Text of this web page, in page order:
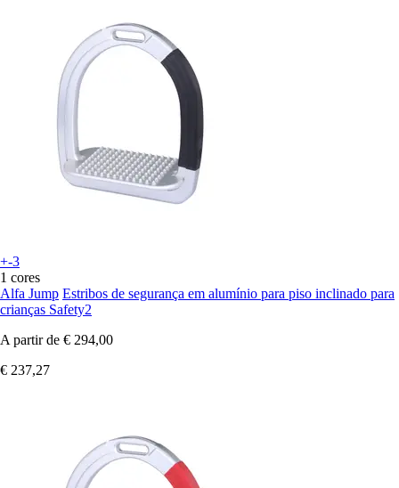
+-3
1 cores
Alfa Jump Estribos de segurança em alumínio para piso inclinado para
crianças Safety2
A partir de € 294,00
€ 237,27